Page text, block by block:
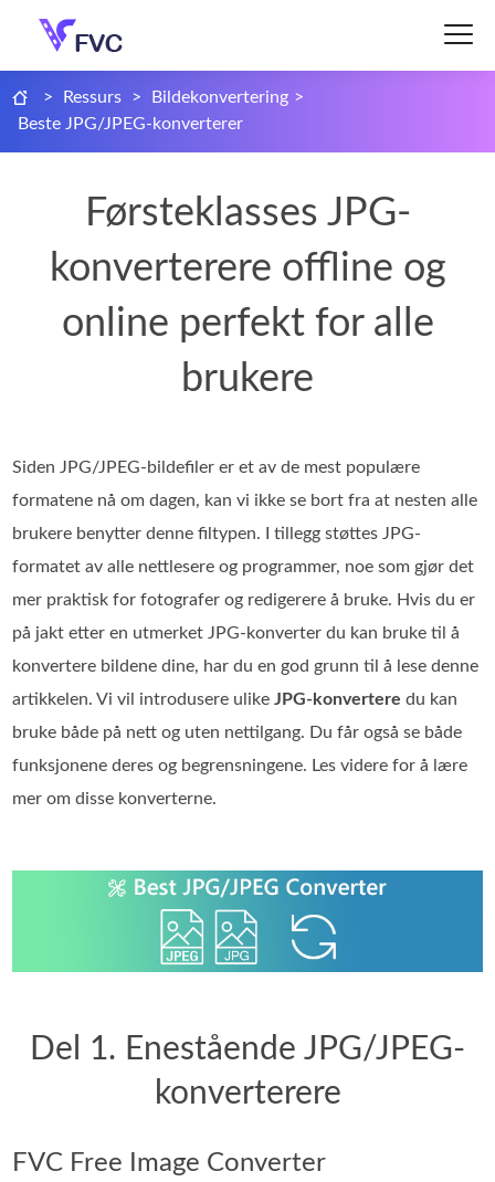
> Ressurs > Bildekonvertering >
Beste JPG/JPEG-konverterer
Førsteklasses JPG-
konverterere offline og
online perfekt for alle
brukere
Siden JPG/JPEG-bildefiler er et av de mest populære
formatene nå om dagen, kan vi ikke se bort fra at nesten alle
brukere benytter denne filtypen. I tillegg støttes JPG-
formatet av alle nettlesere og programmer, noe som gjør det
mer praktisk for fotografer og redigerere å bruke. Hvis du er
på jakt etter en utmerket JPG‑konverter du kan bruke til å
konvertere bildene dine, har du en god grunn til å lese denne
artikkelen. Vi vil introdusere ulikeJPG‑konvertere du kan
bruke både på nett og uten nettilgang. Du får også se både
funksjonene deres og begrensningene. Les videre for å lære
mer om disse konverterne.
Del 1. Enestående JPG/JPEG-
konverterere
FVC Free Image Converter